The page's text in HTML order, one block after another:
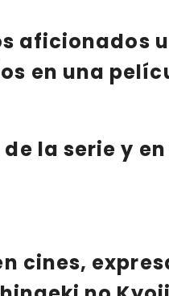
aficionados
en una
la serie y
cines,